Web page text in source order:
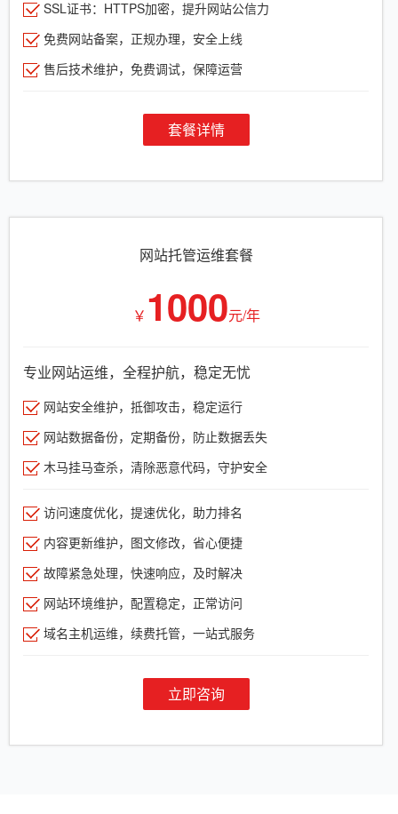
SSL证书：HTTPS加密，提升网站公信力
免费网站备案，正规办理，安全上线
售后技术维护，免费调试，保障运营
套餐详情
网站托管运维套餐
￥ 1000元/年
专业网站运维，全程护航，稳定无忧
网站安全维护，抵御攻击，稳定运行
网站数据备份，定期备份，防止数据丢失
木马挂马查杀，清除恶意代码，守护安全
访问速度优化，提速优化，助力排名
内容更新维护，图文修改，省心便捷
故障紧急处理，快速响应，及时解决
网站环境维护，配置稳定，正常访问
域名主机运维，续费托管，一站式服务
立即咨询